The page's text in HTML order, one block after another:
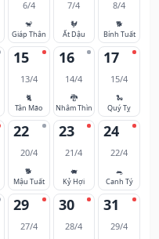
6/4
🐒
Giáp Thân
7/4
🐓
Ất Dậu
8/4
🐕
Bính Tuất
15
13/4
🐈
Tân Mão
16
14/4
🐉
Nhâm Thìn
17
15/4
🐍
Quý Tỵ
22
20/4
🐕
Mậu Tuất
23
21/4
🐖
Kỷ Hợi
24
22/4
🐀
Canh Tý
29
27/4
30
28/4
31
29/4